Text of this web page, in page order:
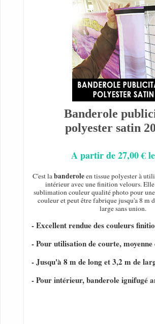
Banderole
polyester satin
A partir de 27,00 €
C'est labanderoleen tissue polyester à
intérieur avec une finition velours.
sublimation couleur qualité photo pour
couleur et peut être fabrique jusqu'a 8 m
large sans union.
- Excellent rendue des couleurs
- Pour utilisation de courte, moyenne
- Jusqu'à 8 m de long et 3,2 m de
- Pour intérieur, banderole ignifugé